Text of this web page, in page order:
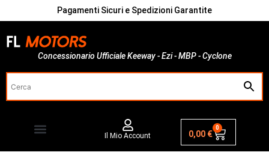
Pagamenti Sicuri e Spedizioni Garantite
Concessionario Ufficiale Keeway - Ezi - MBP - Cyclone
Il Mio Account 0,00 €
0